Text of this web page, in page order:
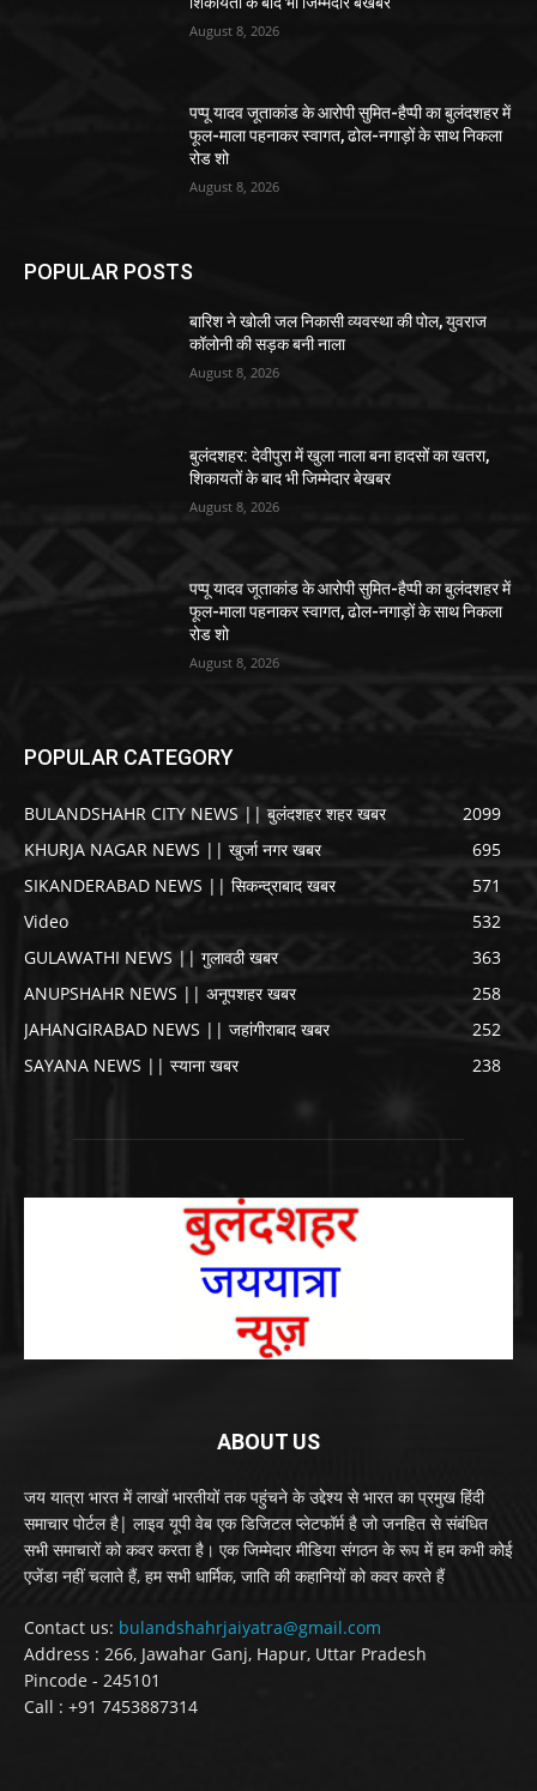
August 8, 2026
पप्पू यादव जूताकांड के आरोपी सुमित-हैप्पी का बुलंदशहर में
फूल-माला पहनाकर स्वागत, ढोल-नगाड़ों के साथ निकला
रोड शो
August 8, 2026
POPULAR POSTS
बारिश ने खोली जल निकासी व्यवस्था की पोल, युवराज
कॉलोनी की सड़क बनी नाला
August 8, 2026
बुलंदशहर: देवीपुरा में खुला नाला बना हादसों का खतरा,
शिकायतों के बाद भी जिम्मेदार बेखबर
August 8, 2026
पप्पू यादव जूताकांड के आरोपी सुमित-हैप्पी का बुलंदशहर में
फूल-माला पहनाकर स्वागत, ढोल-नगाड़ों के साथ निकला
रोड शो
August 8, 2026
POPULAR CATEGORY
BULANDSHAHR CITY NEWS || बुलंदशहर शहर खबर
2099
KHURJA NAGAR NEWS || खुर्जा नगर खबर
695
SIKANDERABAD NEWS || सिकन्द्राबाद खबर
571
Video
532
GULAWATHI NEWS || गुलावठी खबर
363
ANUPSHAHR NEWS || अनूपशहर खबर
258
JAHANGIRABAD NEWS || जहांगीराबाद खबर
252
SAYANA NEWS || स्याना खबर
238
ABOUT US
जय यात्रा भारत में लाखों भारतीयों तक पहुंचने के उद्देश्य से भारत का प्रमुख हिंदी
समाचार पोर्टल है| लाइव यूपी वेब एक डिजिटल प्लेटफॉर्म है जो जनहित से संबंधित
सभी समाचारों को कवर करता है। एक जिम्मेदार मीडिया संगठन के रूप में हम कभी कोई
एजेंडा नहीं चलाते हैं, हम सभी धार्मिक, जाति की कहानियों को कवर करते हैं
Contact us: bulandshahrjaiyatra@gmail.com
Address : 266, Jawahar Ganj, Hapur, Uttar Pradesh
Pincode - 245101
Call : +91 7453887314